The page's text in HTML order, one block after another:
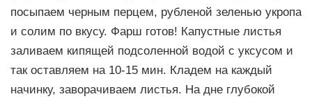
посыпаем черным перцем, рубленой зеленью укропа
и солим по вкусу. Фарш готов! Капустные листья
заливаем кипящей подсоленной водой с уксусом и
так оставляем на 10-15 мин. Кладем на каждый
начинку, заворачиваем листья. На дне глубокой